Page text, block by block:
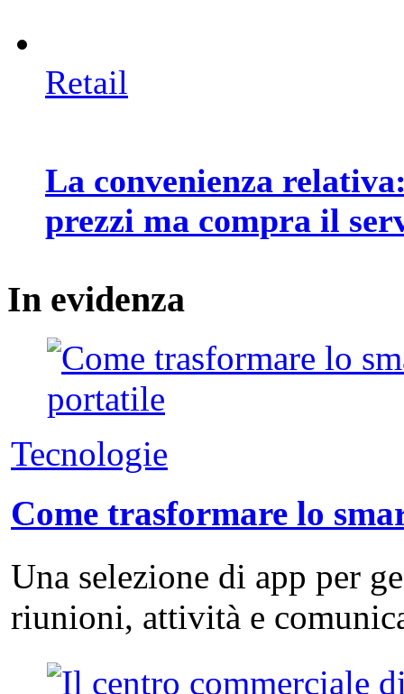
Retail
La convenienza
prezzi ma compra il
In evidenza
Tecnologie
Come trasformare lo
Una selezione di app per
riunioni, attività e